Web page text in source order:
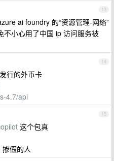
13
ai foundry 的“资源管理-网络”
不小心用了中国 ip 访问服务被
14
行的外币卡
4.7/api
15
这个包真
假的人